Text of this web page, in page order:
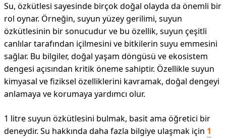
Su, özkütlesi sayesinde birçok doğal olayda da önemli bir
rol oynar. Örneğin, suyun yüzey gerilimi, suyun
özkütlesinin bir sonucudur ve bu özellik, suyun çeşitli
canlılar tarafından içilmesini ve bitkilerin suyu emmesini
sağlar. Bu bilgiler, doğal yaşam döngüsü ve ekosistem
dengesi açısından kritik öneme sahiptir. Özellikle suyun
kimyasal ve fiziksel özelliklerini kavramak, doğal dengeyi
anlamaya ve korumaya yardımcı olur.
1 litre suyun özkütlesini bulmak, basit ama öğretici bir
deneydir. Su hakkında daha fazla bilgiye ulaşmak için 1